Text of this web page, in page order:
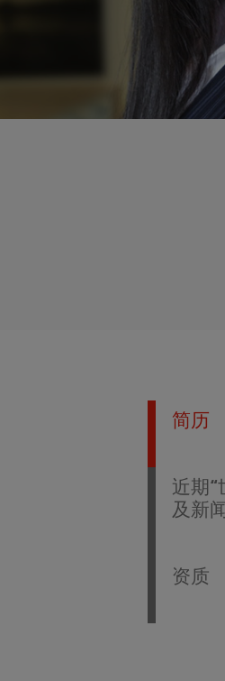
简历
近期“
及新
资质